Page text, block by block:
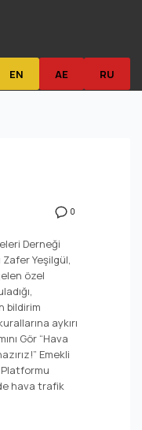
EN AE RU
0
Derneği
Zafer Yeşilgül,
özel
bildirim
aykırı
Gör “Hava
Emekli
hava trafik